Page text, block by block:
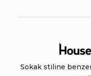
Sokak stiline